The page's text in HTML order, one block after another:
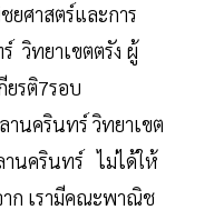
ศาสตร์และการ
วิทยาเขตตรัง ผู้
ยรติ7รอบ
นครินทร์ วิทยาเขต
านครินทร์ ไม่ได้ให้
าก เรามีคณะพาณิช